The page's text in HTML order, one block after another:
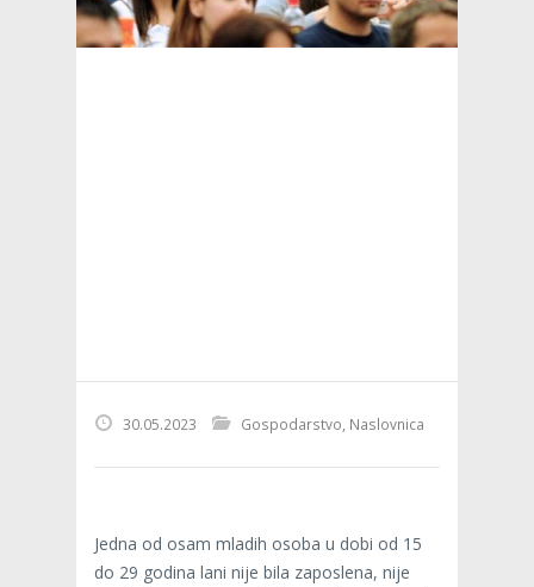
30.05.2023 Gospodarstvo Naslovnica
Jedna od osam mla­dih osoba u dobi od 15
do 29 godina lani nije bila zapos­lena, nije